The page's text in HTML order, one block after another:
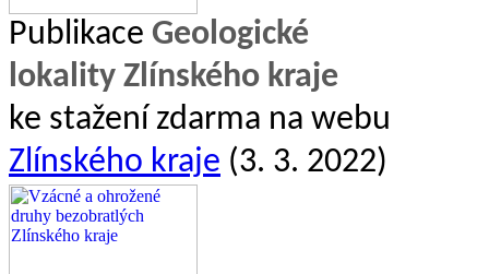
Publikace Geologické
lokality Zlínského kraje
ke stažení zdarma na webu
Zlínského kraje (3. 3. 2022)